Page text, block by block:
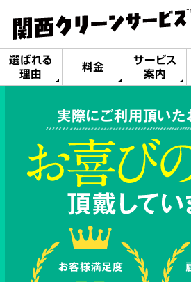
選ばれる
理由
料金
サービス
案内
実際にご利用頂いた